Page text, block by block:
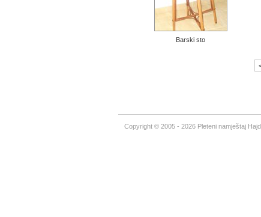
Barski sto
Copyright © 2005 - 2026 Pleteni namještaj